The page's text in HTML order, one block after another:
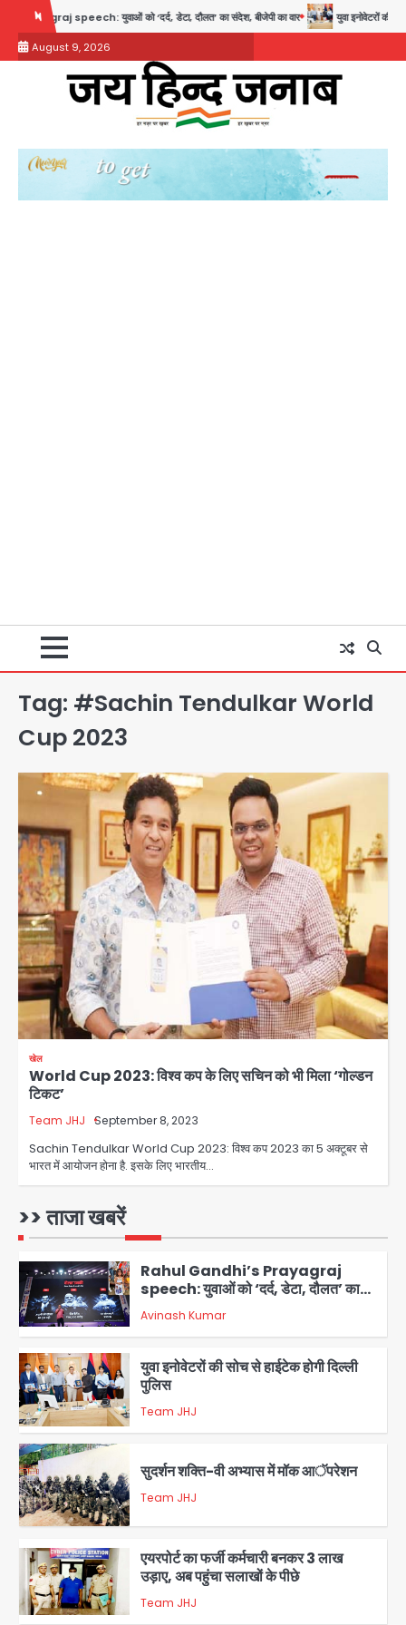
content
speech: युवाओं को ‘दर्द, डेटा, दौलत’ का संदेश, बीजेपी का वार युवा इनोवेटरों की सोच से हाईटेक
August 9, 2026
Tag: #Sachin Tendulkar World
Cup 2023
खेल
World Cup 2023: विश्व कप के लिए सचिन को भी मिला ‘गोल्डन
टिकट’
Team JHJ September 8, 2023
Sachin Tendulkar World Cup 2023: विश्व कप 2023 का 5 अक्टूबर से
भारत में आयोजन होना है. इसके लिए भारतीय…
>> ताजा खबरें
2
Rahul Gandhi’s Prayagraj
speech: युवाओं को ‘दर्द, डेटा, दौलत’ का
संदेश, बीजेपी का वार
Avinash Kumar
3
युवा इनोवेटरों की सोच से हाईटेक होगी दिल्ली
पुलिस
Team JHJ
4
सुदर्शन शक्ति-वी अभ्यास में मॉक आॅपरेशन
Team JHJ
एयरपोर्ट का फर्जी कर्मचारी बनकर 3 लाख
Team JHJ
Noida Sector-49: सेक्टर-49 में 18
2
Rahul Gandhi’s Prayagraj
speech: युवाओं को ‘दर्द, डेटा, दौलत’ का
संदेश, बीजेपी का वार
Avinash Kumar
3
युवा इनोवेटरों की सोच से हाईटेक होगी दिल्ली
पुलिस
Team JHJ
4
सुदर्शन शक्ति-वी अभ्यास में मॉक आॅपरेशन
Team JHJ
5
एयरपोर्ट का फर्जी कर्मचारी बनकर 3 लाख
उड़ाए, अब पहुंचा सलाखों के पीछे
Team JHJ